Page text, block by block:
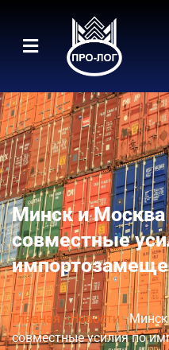
Минск и Москва
совместные
Главная -Новости -Минск
совместные усилия по